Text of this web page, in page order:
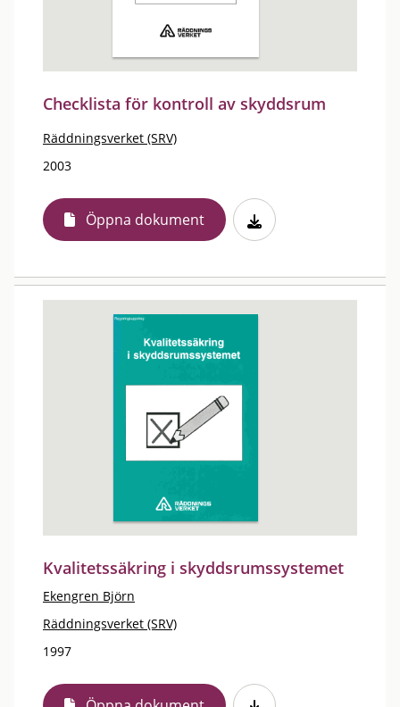
Checklista för kontroll av skyddsrum
Räddningsverket (SRV)
2003
Öppna dokument
Kvalitetssäkring i skyddsrumssystemet
Ekengren Björn
Räddningsverket (SRV)
1997